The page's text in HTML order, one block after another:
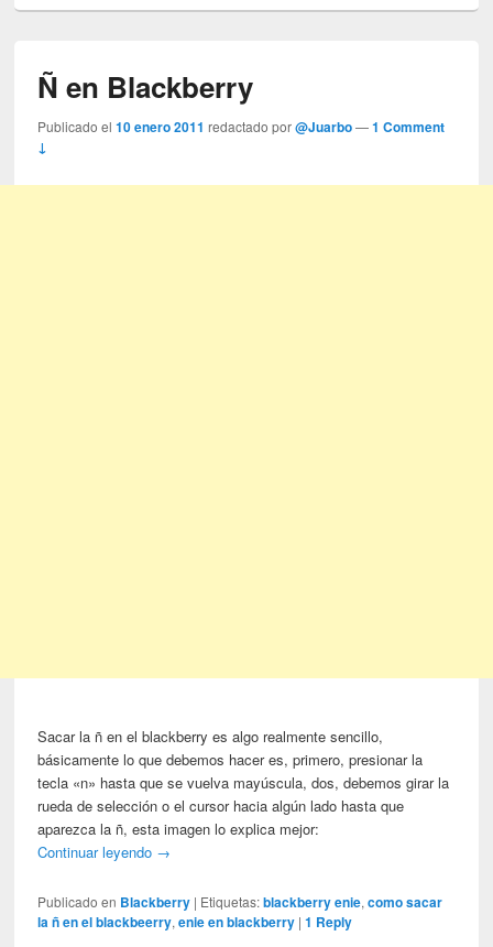
Ñ en Blackberry
Publicado el10 enero 2011 redactado por@Juarbo —1 Comment
↓
Sacar la ñ en el blackberry es algo realmente sencillo,
básicamente lo que debemos hacer es, primero, presionar la
tecla «n» hasta que se vuelva mayúscula, dos, debemos girar la
rueda de selección o el cursor hacia algún lado hasta que
aparezca la ñ, esta imagen lo explica mejor:
Continuar leyendo →
Publicado en Blackberry | Etiquetas: blackberry enie,como sacar
la ñ en el blackbeerry,enie en blackberry |1 Reply